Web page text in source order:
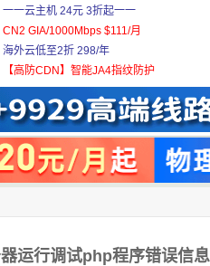
一一云主机 24元 3折起一一
CN2 GIA/1000Mbps $111/月
海外云低至2折 298/年
【高防CDN】智能JA4指纹防护
运行调试php程序错误信